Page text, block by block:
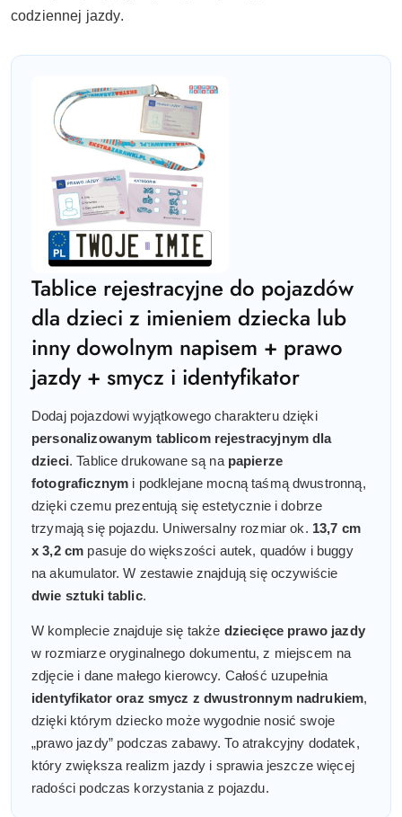
codziennej jazdy.
Tablice rejestracyjne do pojazdów
dla dzieci z imieniem dziecka lub
inny dowolnym napisem + prawo
jazdy + smycz i identyfikator
Dodaj pojazdowi wyjątkowego charakteru dzięki
personalizowanym tablicom rejestracyjnym dla
dzieci. Tablice drukowane są na papierze
fotograficznym i podklejane mocną taśmą dwustronną,
dzięki czemu prezentują się estetycznie i dobrze
trzymają się pojazdu. Uniwersalny rozmiar ok. 13,7 cm
x 3,2 cm pasuje do większości autek, quadów i buggy
na akumulator. W zestawie znajdują się oczywiście
dwie sztuki tablic.
W komplecie znajduje się także dziecięce prawo jazdy
w rozmiarze oryginalnego dokumentu, z miejscem na
zdjęcie i dane małego kierowcy. Całość uzupełnia
identyfikator oraz smycz z dwustronnym nadrukiem,
dzięki którym dziecko może wygodnie nosić swoje
„prawo jazdy” podczas zabawy. To atrakcyjny dodatek,
który zwiększa realizm jazdy i sprawia jeszcze więcej
radości podczas korzystania z pojazdu.